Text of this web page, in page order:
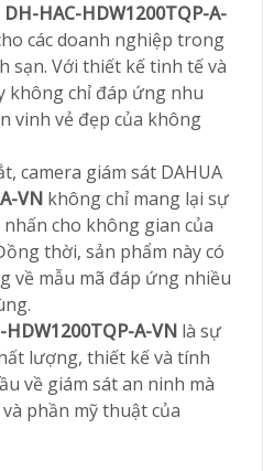
DH-HAC-HDW1200TQP-A-
các doanh nghiệp trong
sạn. Với thiết kế tinh tế và
không chỉ đáp ứng nhu
vinh vẻ đẹp của không
camera giám sát DAHUA
VN không chỉ mang lại sự
cho không gian của
thời, sản phẩm này có
về mẫu mã đáp ứng nhiều
HDW1200TQP-A-VN là sự
lượng, thiết kế và tính
về giám sát an ninh mà
phần mỹ thuật của